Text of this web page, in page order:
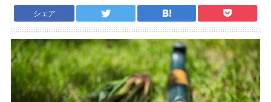
お問い合わせ
ご予約
自動見積り
新着情報
シェア